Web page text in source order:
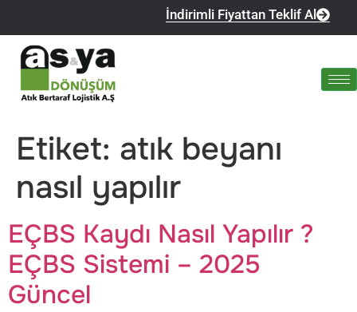
İndirimli Fiyattan Teklif Al
Etiket: atık beyanı
nasıl yapılır
EÇBS Kaydı Nasıl Yapılır ?
EÇBS Sistemi – 2025
Güncel